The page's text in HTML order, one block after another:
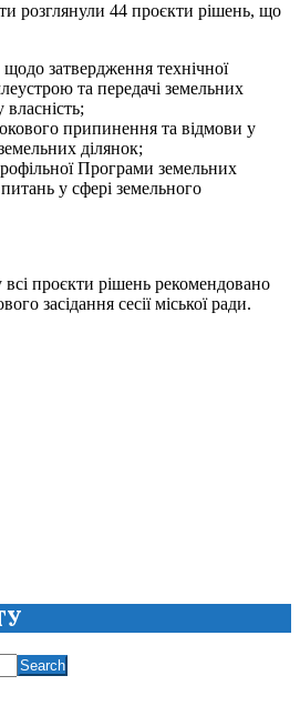
розглянули 44 проєкти рішень, що
затвердження технічної
та передачі земельних
припинення та відмови у
ділянок;
Програми земельних
у сфері земельного
всі проєкти рішень рекомендовано
засідання сесії міської ради.